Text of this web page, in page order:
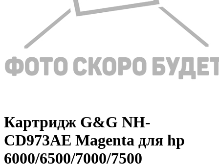
Картридж G&G NH-
CD973AE Magenta для hp
6000/­6500/­7000/­7500